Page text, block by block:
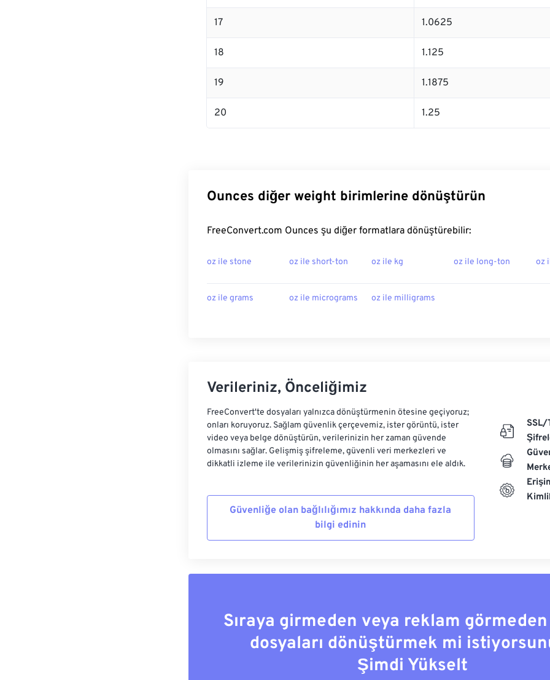
17 1.0625
18 1.125
19 1.1875
20 1.25
Ounces diğer weight birimlerine dönüştürün
FreeConvert.com Ounces şu diğer formatlara dönüştürebilir:
oz ile stone oz ile short-ton oz ile kg oz ile long-ton oz
oz ile grams oz ile micrograms oz ile milligrams
Verileriniz, Önceliğimiz
FreeConvert'te dosyaları yalnızca dönüştürmenin ötesine geçiyoruz;
onları koruyoruz. Sağlam güvenlik çerçevemiz, ister görüntü, ister
video veya belge dönüştürün, verilerinizin her zaman güvende
olmasını sağlar. Gelişmiş şifreleme, güvenli veri merkezleri ve
dikkatli izleme ile verilerinizin güvenliğinin her aşamasını ele aldık.
Güvenliğe olan bağlılığımız hakkında daha fazla
bilgi edinin
SSL/
Sıraya girmeden veya reklam
dosyaları dönüştürmek mi
Şimdi Yükselt